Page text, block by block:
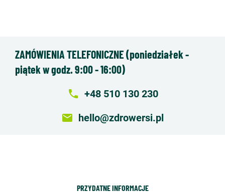
ZAMÓWIENIA TELEFONICZNE (poniedziałek -
piątek w godz. 9:00 - 16:00)
local_phone +48 510 130 230
email hello@zdrowersi.pl
PRZYDATNE INFORMACJE